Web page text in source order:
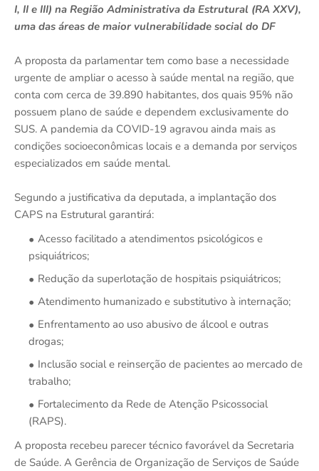
I, II e III) na Região Administrativa da Estrutural (RA XXV),
uma das áreas de maior vulnerabilidade social do DF
A proposta da parlamentar tem como base a necessidade
urgente de ampliar o acesso à saúde mental na região, que
conta com cerca de 39.890 habitantes, dos quais 95% não
possuem plano de saúde e dependem exclusivamente do
SUS. A pandemia da COVID-19 agravou ainda mais as
condições socioeconômicas locais e a demanda por serviços
especializados em saúde mental.
Segundo a justificativa da deputada, a implantação dos
CAPS na Estrutural garantirá:
Acesso facilitado a atendimentos psicológicos e
psiquiátricos;
Redução da superlotação de hospitais psiquiátricos;
Atendimento humanizado e substitutivo à internação;
Enfrentamento ao uso abusivo de álcool e outras
drogas;
Inclusão social e reinserção de pacientes ao mercado de
trabalho;
Fortalecimento da Rede de Atenção Psicossocial
(RAPS).
A proposta recebeu parecer técnico favorável da Secretaria
de Saúde. A Gerência de Organização de Serviços de Saúde